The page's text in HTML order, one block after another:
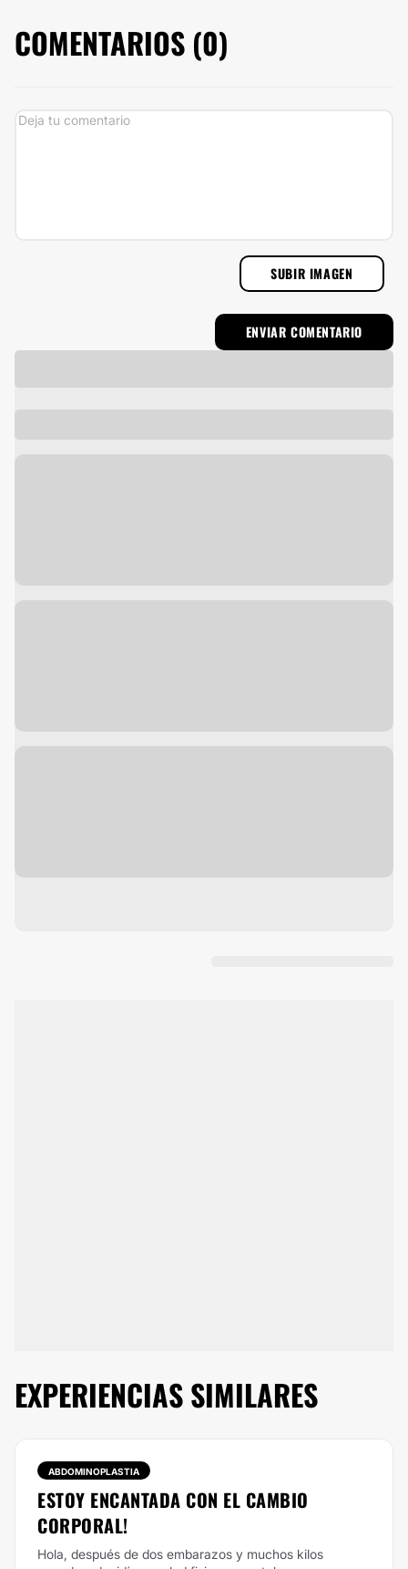
COMENTARIOS (0)
SUBIR IMAGEN
EXPERIENCIAS SIMILARES
ABDOMINOPLASTIA
ESTOY ENCANTADA CON EL CAMBIO
CORPORAL!
Hola, después de dos embarazos y muchos kilos